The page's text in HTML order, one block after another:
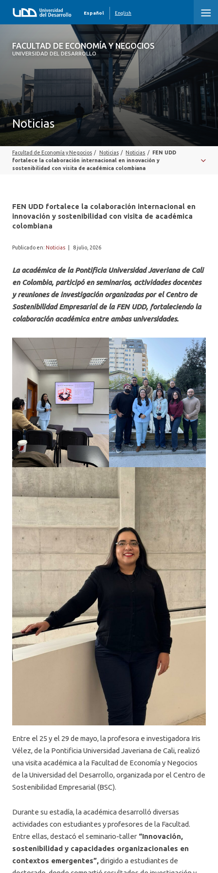
FACULTAD DE ECONOMÍA Y NEGOCIOS
UNIVERSIDAD DEL DESARROLLO
Español English
FACULTAD DE ECONOMÍA Y NEGOCIOS
QUIÉNES SOMOS
PREGRADO
POSTGRADO
EDUCACIÓN EJECUTIVA
PROFESORES
Noticias
Facultad de Economía y Negocios / Noticias / Noticias /
FEN UDD
fortalece la colaboración internacional en innovación y
sostenibilidad con visita de académica colombiana
FEN UDD fortalece la colaboración internacional en
innovación y sostenibilidad con visita de académica
colombiana
Publicado en: Noticias 8 julio, 2026
La académica de la Pontificia Universidad Javeriana de Cali
en Colombia, participó en seminarios, actividades docentes
y reuniones de investigación organizadas por el Centro de
Sostenibilidad Empresarial de la FEN UDD, fortaleciendo la
colaboración académica entre ambas universidades.
Entre el 25 y el 29 de mayo, la profesora e investigadora Iris
Vélez, de la Pontificia Universidad Javeriana de Cali, realizó
una visita académica a la Facultad de Economía y Negocios
de la Universidad del Desarrollo, organizada por el Centro de
Sostenibilidad Empresarial (BSC).
Durante su estadía, la académica desarrolló diversas
actividades con estudiantes y profesores de la Facultad.
Entre ellas, destacó el seminario-taller “Innovación,
sostenibilidad y capacidades organizacionales en
contextos emergentes”,dirigido a estudiantes de